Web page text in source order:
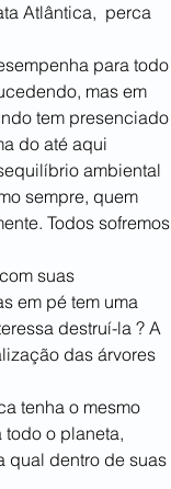
Atlântica,  perca
para todo
mas em
tem presenciado
do até aqui
ambiental
sempre, quem
Todos
suas
em pé tem uma
destruí-la ? A
das árvores
tenha o mesmo
o planeta,
qual dentro de suas